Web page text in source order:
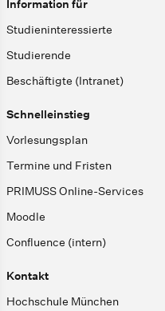
Information für
Studieninteressierte
Studierende
Beschäftigte (Intranet)
Schnelleinstieg
Vorlesungsplan
Termine und Fristen
PRIMUSS Online-Services
Moodle
Confluence (intern)
Kontakt
Hochschule München